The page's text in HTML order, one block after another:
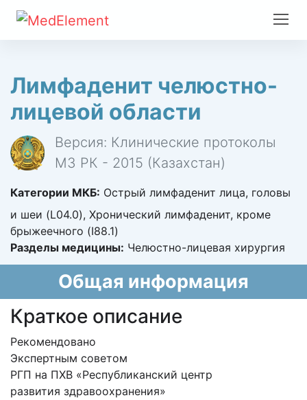
Лимфаденит челюстно-
лицевой области
Версия: Клинические протоколы
МЗ РК - 2015 (Казахстан)
Категории МКБ: Острый лимфаденит лица, головы
и шеи (L04.0), Хронический лимфаденит, кроме
брыжеечного (I88.1)
Разделы медицины: Челюстно-лицевая хирургия
Общая информация
Краткое описание
Рекомендовано
Экспертным советом
РГП на ПХВ «Республиканский центр
развития здравоохранения»